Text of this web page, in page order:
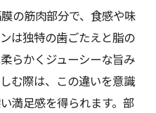
の筋肉部分で、食感や味
は独特の歯ごたえと脂の
らかくジューシーな旨み
む際は、この違いを意識
満足感を得られます。部